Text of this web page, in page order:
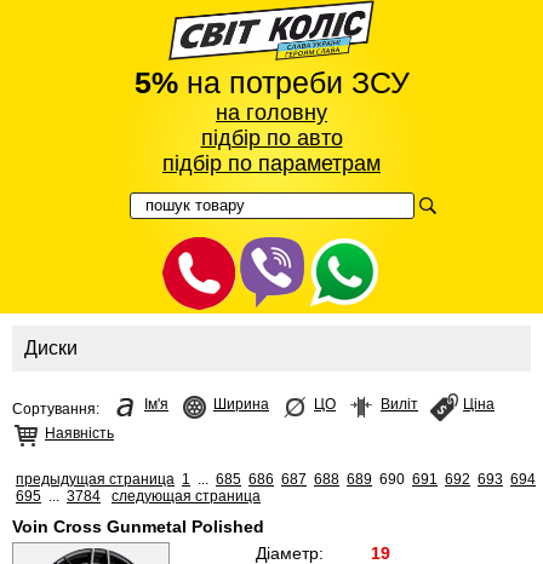
5%на потреби ЗСУ
на головну
підбір по авто
підбір по параметрам
Диски
Сортування: Ім'я Ширина ЦО Виліт
Ціна
Наявність
предыдущая страница 1 685 686 687 688 689 690 691 692 693 694
695
3784 следующая страница
Voin Cross Gunmetal Polished
Діаметр:
19